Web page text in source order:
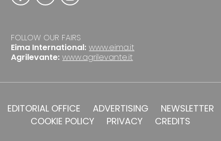
FOLLOW OUR FAIRS
Eima International: www.eima.it
Agrilevante: www.agrilevante.it
EDITORIAL OFFICE ADVERTISING
NEWSLETTER
COOKIE POLICY
PRIVACY CREDITS